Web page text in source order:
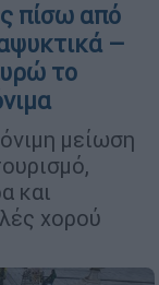
πίσω από
–
το
μείωση
και
χορού